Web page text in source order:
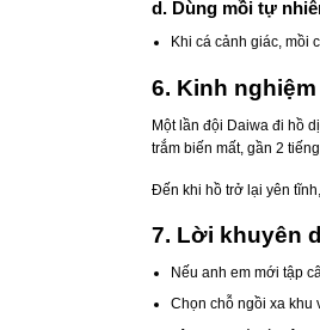
d. Dùng mồi tự
Khi cá cảnh giác, mồi
6. Kinh
Một lần đội Daiwa đi hồ
trắm biến mất, gần 2
Đến khi hồ trở lại yên
7. Lời khuyên
Nếu anh em mới tập
Chọn chỗ ngồi xa khu